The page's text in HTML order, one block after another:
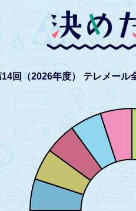
回（2026年度） テレメール